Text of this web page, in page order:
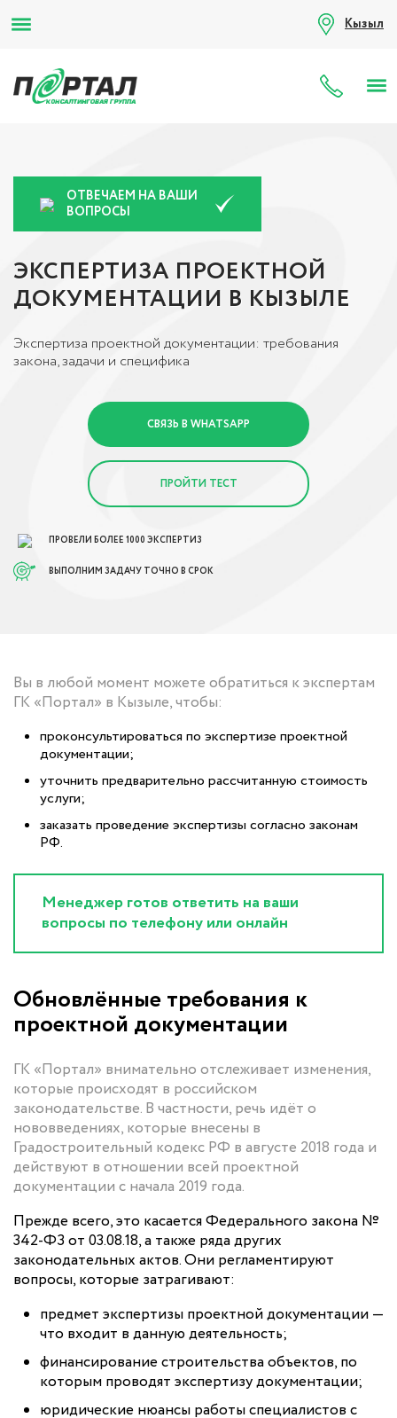
Кызыл
8
ОТВЕЧАЕМ НА ВАШИ
ВОПРОСЫ
ЭКСПЕРТИЗА ПРОЕКТНОЙ
ДОКУМЕНТАЦИИ В КЫЗЫЛЕ
Экспертиза проектной документации: требования
закона, задачи и специфика
СВЯЗЬ В WHATSAPP
ПРОЙТИ ТЕСТ
ПРОВЕЛИ БОЛЕЕ 1000 ЭКСПЕРТИЗ
ВЫПОЛНИМ ЗАДАЧУ ТОЧНО В СРОК
Вы в любой момент можете обратиться к экспертам
ГК «Портал» в Кызыле, чтобы:
проконсультироваться по экспертизе проектной
документации;
уточнить предварительно рассчитанную стоимость
услуги;
заказать проведение экспертизы согласно законам
РФ.
Менеджер готов ответить на ваши
вопросы по телефону или онлайн
Обновлённые требования к
проектной документации
ГК «Портал» внимательно отслеживает изменения,
которые происходят в российском
законодательстве. В частности, речь идёт о
нововведениях, которые внесены в
Градостроительный кодекс РФ в августе 2018 года и
действуют в отношении всей проектной
документации с начала 2019 года.
Прежде всего, это касается Федерального закона №
342-ФЗ от 03.08.18, а также ряда других
законодательных актов. Они регламентируют
вопросы, которые затрагивают:
предмет экспертизы проектной документации —
что входит в данную деятельность;
финансирование строительства объектов, по
которым проводят экспертизу документации;
юридические нюансы работы специалистов с